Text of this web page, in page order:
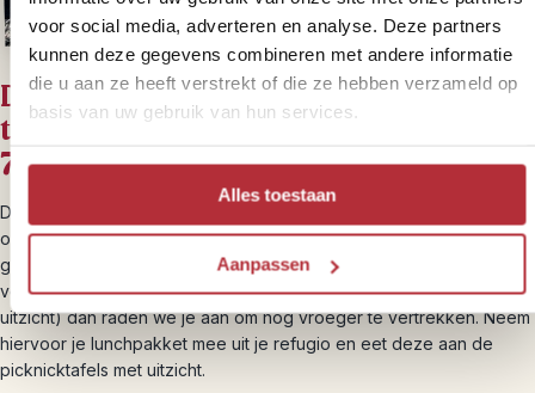
voor social media, adverteren en analyse. Deze partners
kunnen deze gegevens combineren met andere informatie
die u aan ze heeft verstrekt of die ze hebben verzameld op
basis van uw gebruik van hun services.
Alles toestaan
Aanpassen
Dag 5 – Uitzicht op gletsjer Grey &
terug naar Puerto Natales (ca. 15 km,
7–8 uur)
De vierde dag wordt een bijzondere dag, want naast te voet ga je
ook een deel per boot afleggen. Begin rond 9 uur zodat je in ieder
geval op tijd bent. Het is ongeveer 3,5 uur lopen en de boot
vertrekt om half 2. Wil je ook nog lunchen bij refugio Grey (mét
uitzicht) dan raden we je aan om nog vroeger te vertrekken. Neem
hiervoor je lunchpakket mee uit je refugio en eet deze aan de
picknicktafels met uitzicht.